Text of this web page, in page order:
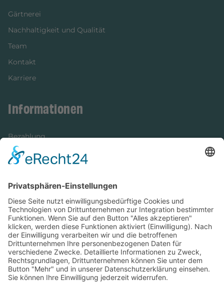
Gärtnerei
Nachhaltigkeit und Qualität
Team
Kontakt
Karriere
Informationen
Bezahlung
Newsletter
Versandinformationen
Verfügbarkeit/Verträglichkeit
Rechtliches
Widerrufsrecht und Widerrufsformular
Impressum
Datenschutzerklärung